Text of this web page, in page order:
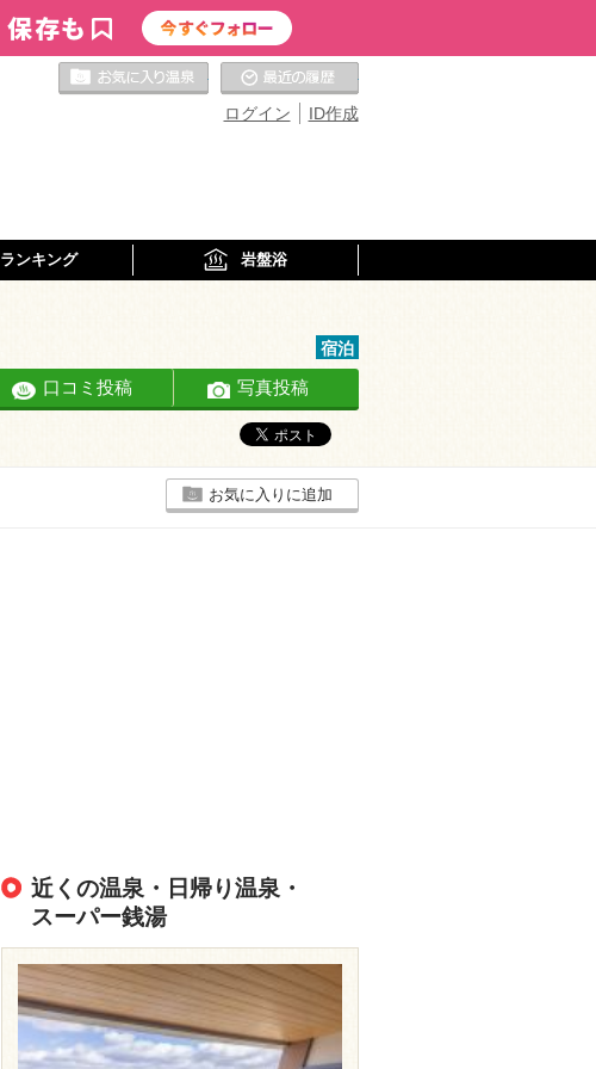
ID作成
ログイン
お気に入りの温泉
ランキング 岩盤浴
宿泊
口コミ投稿 写真投稿
お気に入りに追加
https://travel.rakuten.co.jp/HOTEL/13964/
近くの温泉・日帰り温泉・
スーパー銭湯